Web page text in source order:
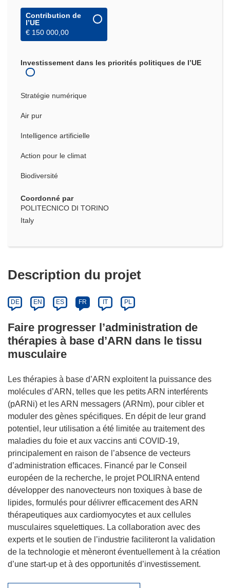
Contribution de
l’UE
€ 150 000,00
Investissement dans les priorités politiques de l’UE
Stratégie numérique
Air pur
Intelligence artificielle
Action pour le climat
Biodiversité
Coordonné par
POLITECNICO DI TORINO
Italy
Description du projet
DE EN ES FR IT PL
Faire progresser l’administration de
thérapies à base d’ARN dans le tissu
musculaire
Les thérapies à base d’ARN exploitent la puissance des
molécules d’ARN, telles que les petits ARN interférents
(pARNi) et les ARN messagers (ARNm), pour cibler et
moduler des gènes spécifiques. En dépit de leur grand
potentiel, leur utilisation a été limitée au traitement des
maladies du foie et aux vaccins anti COVID-19,
principalement en raison de l’absence de vecteurs
d’administration efficaces. Financé par le Conseil
européen de la recherche, le projet POLIRNA entend
développer des nanovecteurs non toxiques à base de
lipides, formulés pour délivrer efficacement des ARN
thérapeutiques aux cardiomyocytes et aux cellules
musculaires squelettiques. La collaboration avec des
experts et le soutien de l’industrie faciliteront la validation
de la technologie et mèneront éventuellement à la création
d’une start-up et à des opportunités d’investissement.